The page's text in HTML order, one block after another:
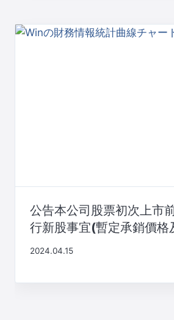
公告本公司股票初次上市
行新股事宜(暫定承銷價格
2024.04.15